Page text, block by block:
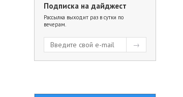
Подписка на дайджест
Рассылка выходит раз в сутки по
вечерам.